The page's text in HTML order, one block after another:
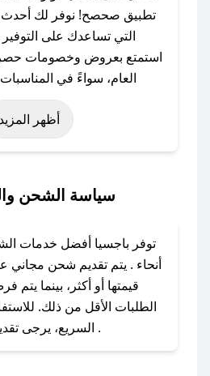
تطبيق صحصح! نوفر لك أحدث
التي تساعدك على
استمتع بعروض وخصومات
العام، سواءً في
الأضحى، الجمعة البيضاء
اليوم الوطني، يوم
باستخدام تطبيق صحصح،
تواصل معنا عبر تويتر أو
أظهر المزيد
سياسة الشحن
توفر باجسيا أفضل خدمات
أنحاء . يتم تقديم شحن مجاني
قيمتها أو أكثر، بينما
الطلبات الأقل من ذلك.
السريع، يرجى تقديم طلبك قبل الساعة .